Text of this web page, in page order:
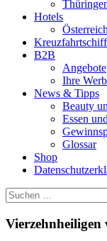
Hotels
Österreich
B2B
Angebote
Ihre
News & Tipps
Beauty
Essen
Glossar
Shop
Suchen
nach:
Vierzehnheiligen